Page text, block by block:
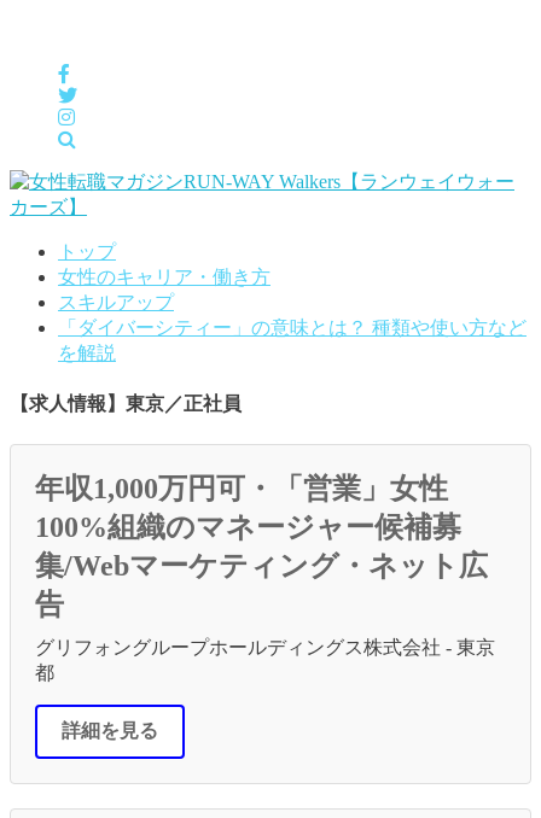
トップ
女性のキャリア・働き方
スキルアップ
「ダイバーシティー」の意味とは？ 種類や使い方など
を解説
【求人情報】東京／正社員
年収1,000万円可・「営業」女性
100%組織のマネージャー候補募
集/Webマーケティング・ネット広
告
グリフォングループホールディングス株式会社 - 東京
都
詳細を見る